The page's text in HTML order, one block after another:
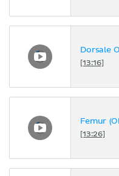
Dorsale
[13:16]
Femur
[13:26]